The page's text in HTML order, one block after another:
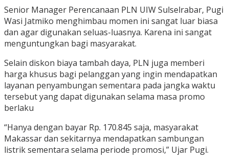
Senior Manager Perencanaan PLN UIW Sulselrabar, Pugi
Wasi Jatmiko menghimbau momen ini sangat luar biasa
dan agar digunakan seluas-luasnya. Karena ini sangat
menguntungkan bagi masyarakat.
Selain diskon biaya tambah daya, PLN juga memberi
harga khusus bagi pelanggan yang ingin mendapatkan
layanan penyambungan sementara pada jangka waktu
tersebut yang dapat digunakan selama masa promo
berlaku
“Hanya dengan bayar Rp. 170.845 saja, masyarakat
Makassar dan sekitarnya mendapatkan sambungan
listrik sementara selama periode promosi,” Ujar Pugi.